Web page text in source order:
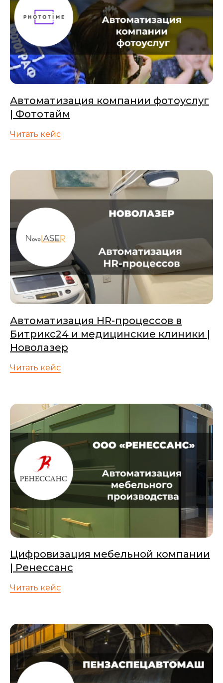
Автоматизация компании фотоуслуг
| Фототайм
Читать кейс
Автоматизация HR-процессов в
Битрикс24 и медицинские клиники |
Новолазер
Читать кейс
Цифровизация мебельной компании
| Ренессанс
Читать кейс